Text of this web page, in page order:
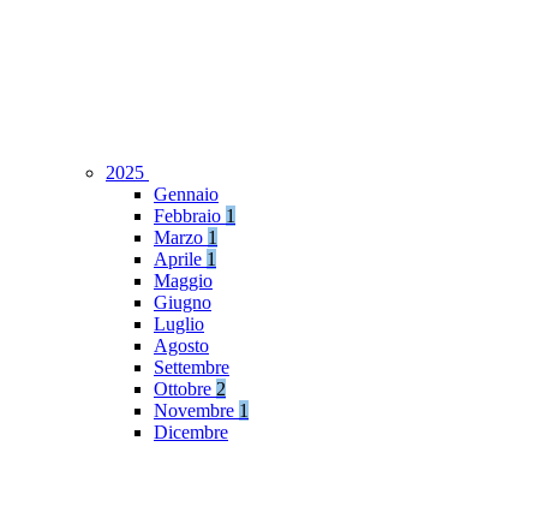
2025
Gennaio
Febbraio 1
Marzo 1
Aprile 1
Maggio
Giugno
Luglio
Agosto
Settembre
Ottobre 2
Novembre 1
Dicembre